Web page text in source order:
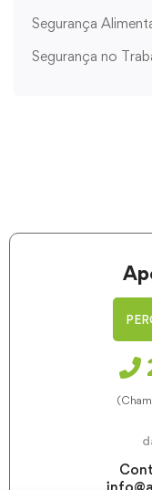
Segurança
Segurança no